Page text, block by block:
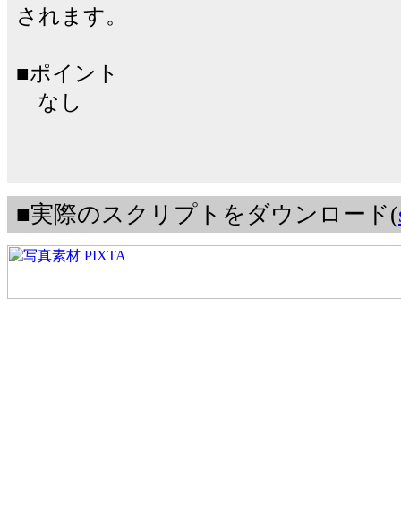
されます。
■ポイント
なし
■実際のスクリプトをダウンロード(